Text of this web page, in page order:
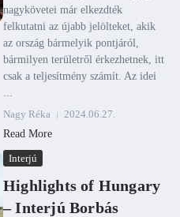
nagykövetei már elkezdték
felkutatni az újabb jelölteket, akik
az ország bármelyik pontjáról,
bármilyen területről érkezhetnek, itt
csak a teljesítmény számít. Az idei
...
Nagy Réka
2024.06.27.
Read More
Interjú
Highlights of Hungary
– Interjú Borbás